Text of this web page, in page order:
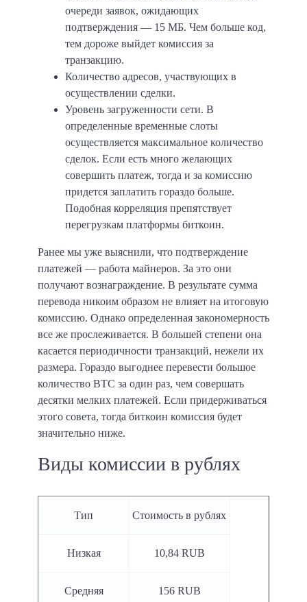
очереди заявок, ожидающих
подтверждения — 15 МБ. Чем больше код,
тем дороже выйдет комиссия за
транзакцию.
Количество адресов, участвующих в
осуществлении сделки.
Уровень загруженности сети. В
определенные временные слоты
осуществляется максимальное количество
сделок. Если есть много желающих
совершить платеж, тогда и за комиссию
придется заплатить гораздо больше.
Подобная корреляция препятствует
перегрузкам платформы биткоин.
Ранее мы уже выяснили, что подтверждение
платежей — работа майнеров. За это они
получают вознаграждение. В результате сумма
перевода никоим образом не влияет на итоговую
комиссию. Однако определенная закономерность
все же прослеживается. В большей степени она
касается периодичности транзакций, нежели их
размера. Гораздо выгоднее перевести большое
количество BTC за один раз, чем совершать
десятки мелких платежей. Если придерживаться
этого совета, тогда биткоин комиссия будет
значительно ниже.
Виды комиссии в рублях
Тип Стоимость в рублях
Низкая 10,84 RUB
Средняя 156 RUB